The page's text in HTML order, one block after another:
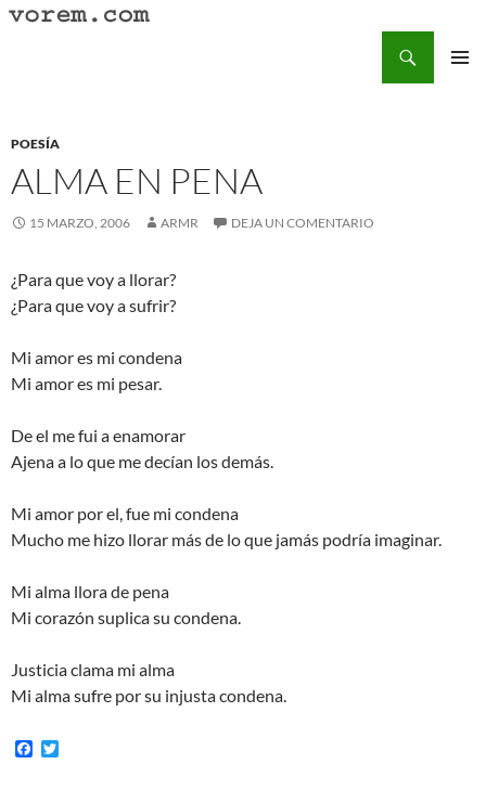
Saltar
POESÍA
ALMA EN PENA
15 MARZO, 2006 ARMR DEJA UN COMENTARIO
¿Para que voy a llorar?
¿Para que voy a sufrir?
Mi amor es mi condena
Mi amor es mi pesar.
De el me fui a enamorar
Ajena a lo que me decían los demás.
Mi amor por el, fue mi condena
Mucho me hizo llorar más de lo que jamás podría imaginar.
Mi alma llora de pena
Mi corazón suplica su condena.
Justicia clama mi alma
Mi alma sufre por su injusta condena.
F